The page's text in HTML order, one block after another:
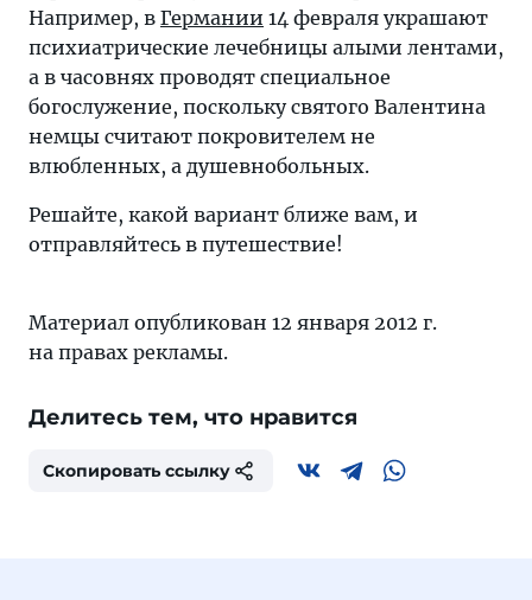
Например, в Германии 14 февраля украшают
психиатрические лечебницы алыми лентами,
а в часовнях проводят специальное
богослужение, поскольку святого Валентина
немцы считают покровителем не
влюбленных, а душевнобольных.
Решайте, какой вариант ближе вам, и
отправляйтесь в путешествие!
Материал опубликован 12 января 2012 г.
на правах рекламы.
Делитесь тем, что нравится
Скопировать ссылку